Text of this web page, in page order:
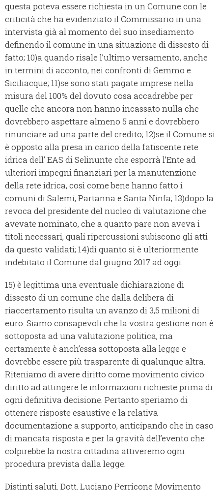
questa poteva essere richiesta in un Comune con le
criticità che ha evidenziato il Commissario in una
intervista già al momento del suo insediamento
definendo il comune in una situazione di dissesto di
fatto; 10)a quando risale l’ultimo versamento, anche
in termini di acconto, nei confronti di Gemmo e
Siciliacque; 11)se sono stati pagate imprese nella
misura del 100% del dovuto cosa accadrebbe per
quelle che ancora non hanno incassato nulla che
dovrebbero aspettare almeno 5 anni e dovrebbero
rinunciare ad una parte del credito; 12)se il Comune si
è opposto alla presa in carico della fatiscente rete
idrica dell’ EAS di Selinunte che esporrà l’Ente ad
ulteriori impegni finanziari per la manutenzione
della rete idrica, così come bene hanno fatto i
comuni di Salemi, Partanna e Santa Ninfa; 13)dopo la
revoca del presidente del nucleo di valutazione che
avevate nominato, che a quanto pare non aveva i
titoli necessari, quali ripercussioni subiscono gli atti
da questo validati; 14)di quanto si è ulteriormente
indebitato il Comune dal giugno 2017 ad oggi.
15) è legittima una eventuale dichiarazione di
dissesto di un comune che dalla delibera di
riaccertamento risulta un avanzo di 3,5 milioni di
euro. Siamo consapevoli che la vostra gestione non è
sottoposta ad una valutazione politica, ma
certamente è anch’essa sottoposta alla legge e
dovrebbe essere più trasparente di qualunque altra.
Riteniamo di avere diritto come movimento civico
diritto ad attingere le informazioni richieste prima di
ogni definitiva decisione. Pertanto speriamo di
ottenere risposte esaustive e la relativa
documentazione a supporto, anticipando che in caso
di mancata risposta e per la gravità dell’evento che
colpirebbe la nostra cittadina attiveremo ogni
procedura prevista dalla legge.
Distinti saluti. Dott. Luciano Perricone Movimento